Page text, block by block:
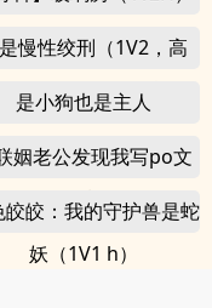
慢性绞刑（1V2，高
H，bg，sc，伪骨科）
是小狗也是主人
姻老公发现我写po文
后
皎皎：我的守护兽是蛇
妖（1V1 h）